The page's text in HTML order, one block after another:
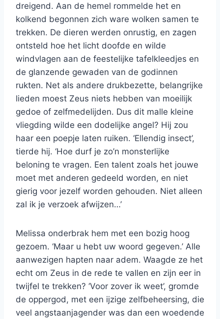
dreigend. Aan de hemel rommelde het en
kolkend begonnen zich ware wolken samen te
trekken. De dieren werden onrustig, en zagen
ontsteld hoe het licht doofde en wilde
windvlagen aan de feestelijke tafelkleedjes en
de glanzende gewaden van de godinnen
rukten. Net als andere drukbezette, belangrijke
lieden moest Zeus niets hebben van moeilijk
gedoe of zelfmedelijden. Dus dit malle kleine
vliegding wilde een dodelijke angel? Hij zou
haar een poepje laten ruiken. ‘Ellendig insect’,
tierde hij. ‘Hoe durf je zo’n monsterlijke
beloning te vragen. Een talent zoals het jouwe
moet met anderen gedeeld worden, en niet
gierig voor jezelf worden gehouden. Niet alleen
zal ik je verzoek afwijzen…’
Melissa onderbrak hem met een bozig hoog
gezoem. ‘Maar u hebt uw woord gegeven.’ Alle
aanwezigen hapten naar adem. Waagde ze het
echt om Zeus in de rede te vallen en zijn eer in
twijfel te trekken? ‘Voor zover ik weet’, gromde
de oppergod, met een ijzige zelfbeheersing, die
veel angstaanjagender was dan een woedende